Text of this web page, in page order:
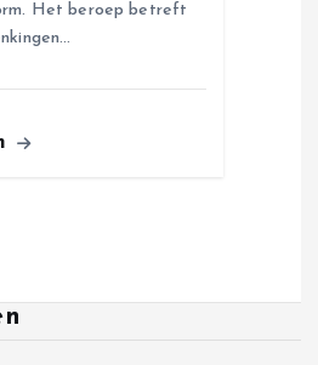
Het beroep betreft